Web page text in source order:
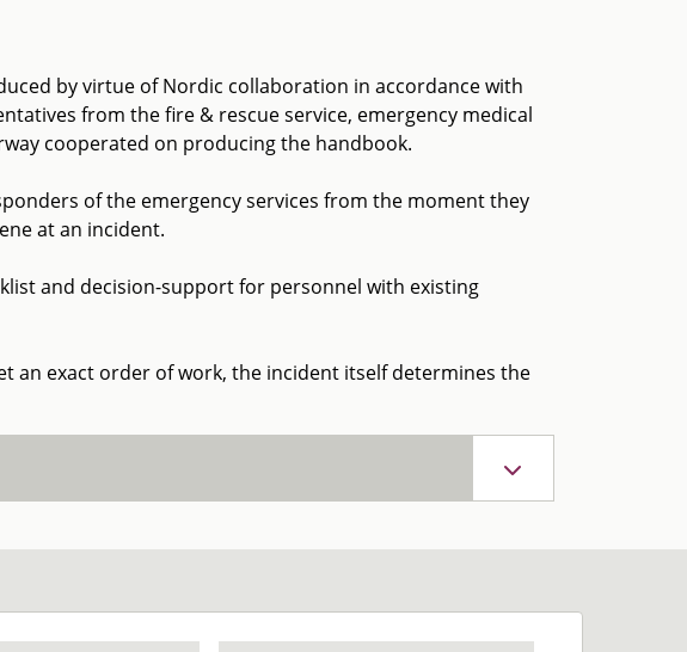
by virtue of Nordic collaboration in accordance with
from the fire & rescue service, emergency medical
cooperated on producing the handbook.
of the emergency services from the moment they
at an incident.
and decision-support for personnel with existing
an exact order of work, the incident itself determines the